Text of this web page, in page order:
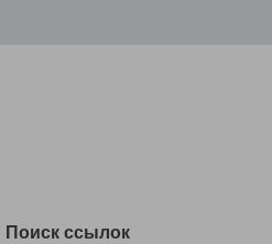
Поиск ссылок